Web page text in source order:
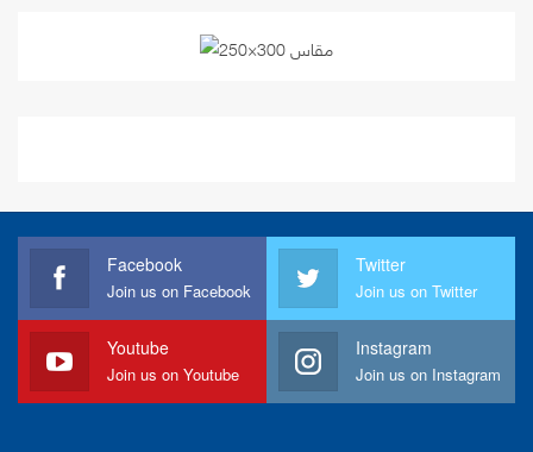
Facebook
Join us on Facebook
Twitter
Join us on Twitter
Youtube
Join us on Youtube
Instagram
Join us on Instagram